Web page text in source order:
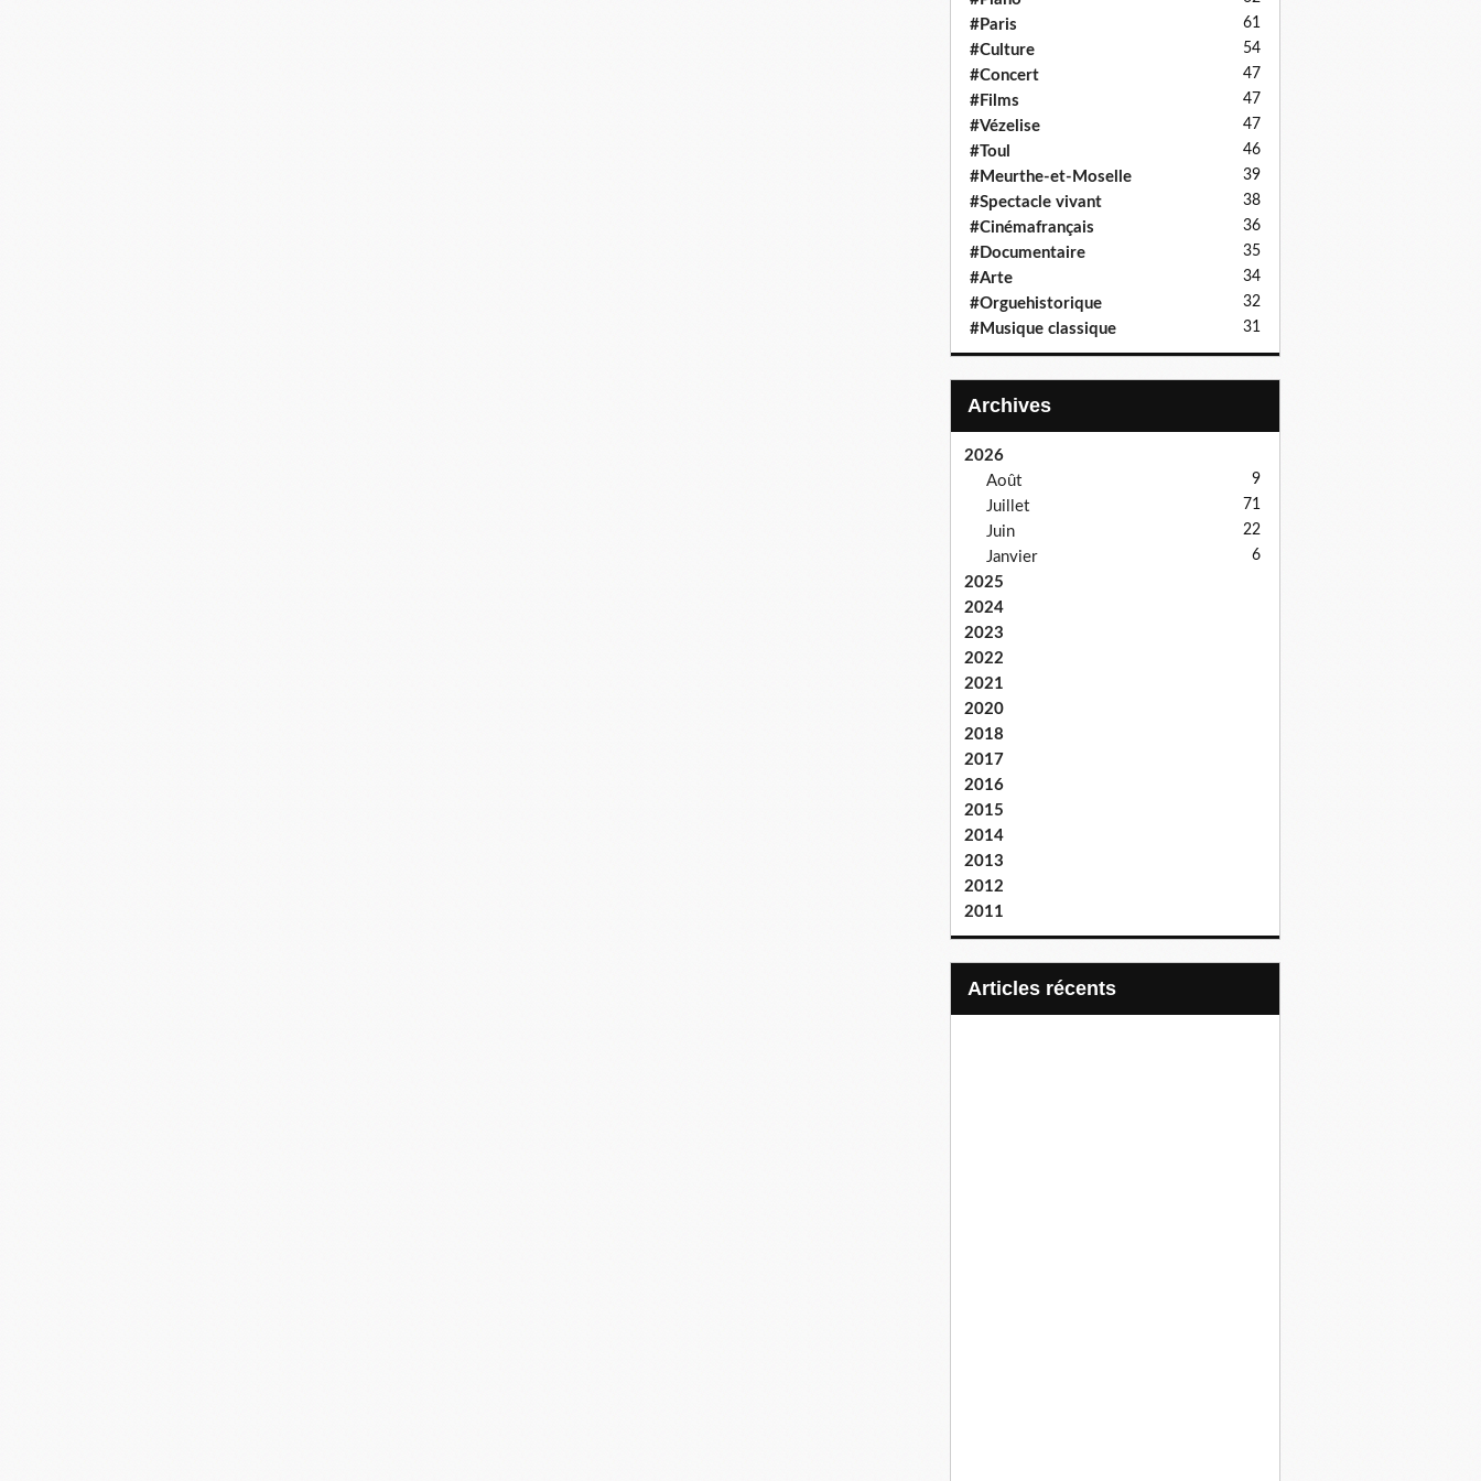
#Paris 61
#Culture 54
#Concert 47
#Films 47
#Vézelise 47
#Toul 46
#Meurthe-et-Moselle 39
#Spectacle vivant 38
#Cinémafrançais 36
#Documentaire 35
#Arte 34
#Orguehistorique 32
#Musique classique 31
Archives
2026
Août
9
Juillet 71
Juin 22
Janvier 6
2025
2024
2023
2022
2021
2020
2018
2017
2016
2015
2014
2013
2012
2011
articles récents